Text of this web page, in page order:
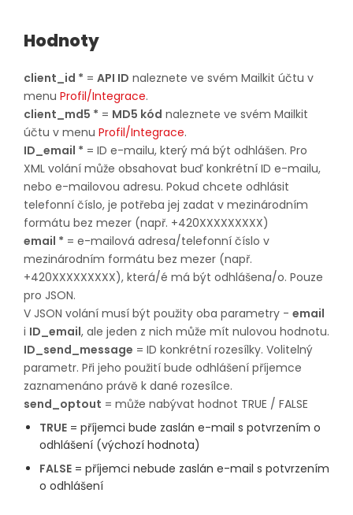
Hodnoty
client_id * = API ID naleznete ve svém Mailkit účtu v
menu Profil/Integrace.
client_md5 * = MD5 kód naleznete ve svém Mailkit
účtu v menu Profil/Integrace.
ID_email * = ID e-mailu, který má být odhlášen. Pro
XML volání může obsahovat buď konkrétní ID e-mailu,
nebo e-mailovou adresu. Pokud chcete odhlásit
telefonní číslo, je potřeba jej zadat v mezinárodním
formátu bez mezer (např. +420XXXXXXXXX)
email * = e-mailová adresa/telefonní číslo v
mezinárodním formátu bez mezer (např.
+420XXXXXXXXX), která/é má být odhlášena/o. Pouze
pro JSON.
V JSON volání musí být použity oba parametry - email
i ID_email, ale jeden z nich může mít nulovou hodnotu.
ID_send_message = ID konkrétní rozesílky. Volitelný
parametr. Při jeho použití bude odhlášení příjemce
zaznamenáno právě k dané rozesílce.
send_optout = může nabývat hodnot TRUE / FALSE
TRUE = příjemci bude zaslán e-mail s potvrzením o
odhlášení (výchozí hodnota)
FALSE = příjemci nebude zaslán e-mail s potvrzením
o odhlášení